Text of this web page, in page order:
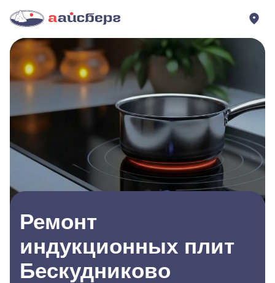
Ремонт
индукционных плит
Бескудниково